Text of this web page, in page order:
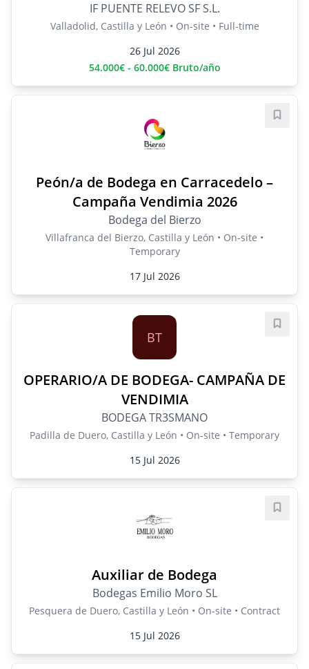
IF PUENTE RELEVO SF S.L.
Valladolid, Castilla y León • On-site • Full-time
26 Jul 2026
54.000€ - 60.000€ Bruto/año
Peón/a de Bodega en Carracedelo –
Campaña Vendimia 2026
Bodega del Bierzo
Villafranca del Bierzo, Castilla y León • On-site •
Temporary
17 Jul 2026
Save
BT
OPERARIO/A DE BODEGA- CAMPAÑA DE
VENDIMIA
BODEGA TR3SMANO
Padilla de Duero, Castilla y León • On-site • Temporary
15 Jul 2026
Save
Auxiliar de Bodega
Bodegas Emilio Moro SL
Pesquera de Duero, Castilla y León • On-site • Contract
15 Jul 2026
Save